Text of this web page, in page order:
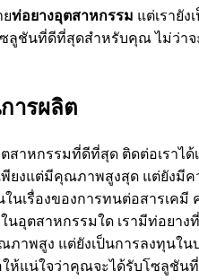
ท่อยางอุตสาหกรรม แต่เรายั
ชันที่ดีที่สุดสำหรับคุณ ไม่ว่า
ารผลิต
หกรรมที่ดีที่สุด ติดต่อเราได้
ยงแต่มีคุณภาพสูงสุด แต่ยังมี
นเรื่องของการทนต่อสารเค
ตสาหกรรมใด เรามีท่อยา
าพสูง แต่ยังเป็นการลงทุนใ
ห้แน่ใจว่าคุณจะได้รับโซลูชั